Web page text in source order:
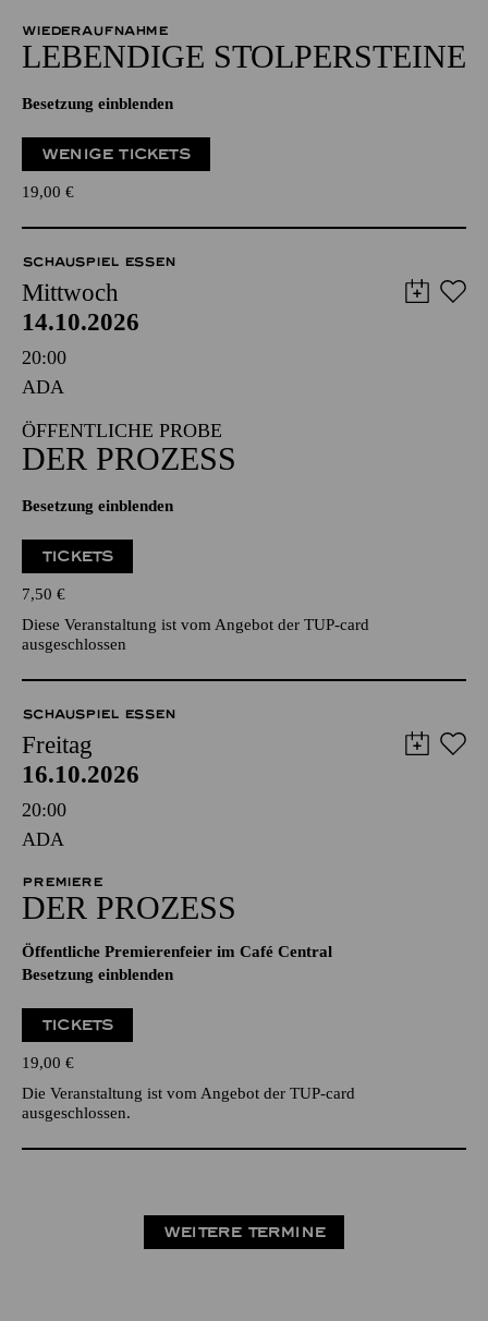
WIEDERAUFNAHME
LEBENDIGE STOLPER­STEINE
Besetzung einblenden
WENIGE TICKETS
19,00 €
SCHAUSPIEL ESSEN
Mittwoch
14.10.2026
20:00
ADA
ÖFFENTLICHE PROBE
DER PROZESS
Besetzung einblenden
TICKETS
7,50 €
Diese Veranstaltung ist vom Angebot der TUP-card
ausgeschlossen
SCHAUSPIEL ESSEN
Freitag
16.10.2026
20:00
ADA
PREMIERE
DER PROZESS
Öffentliche Premierenfeier im Café Central
Besetzung einblenden
TICKETS
19,00 €
Die Veranstaltung ist vom Angebot der TUP-card
ausgeschlossen.
WEITERE TERMINE